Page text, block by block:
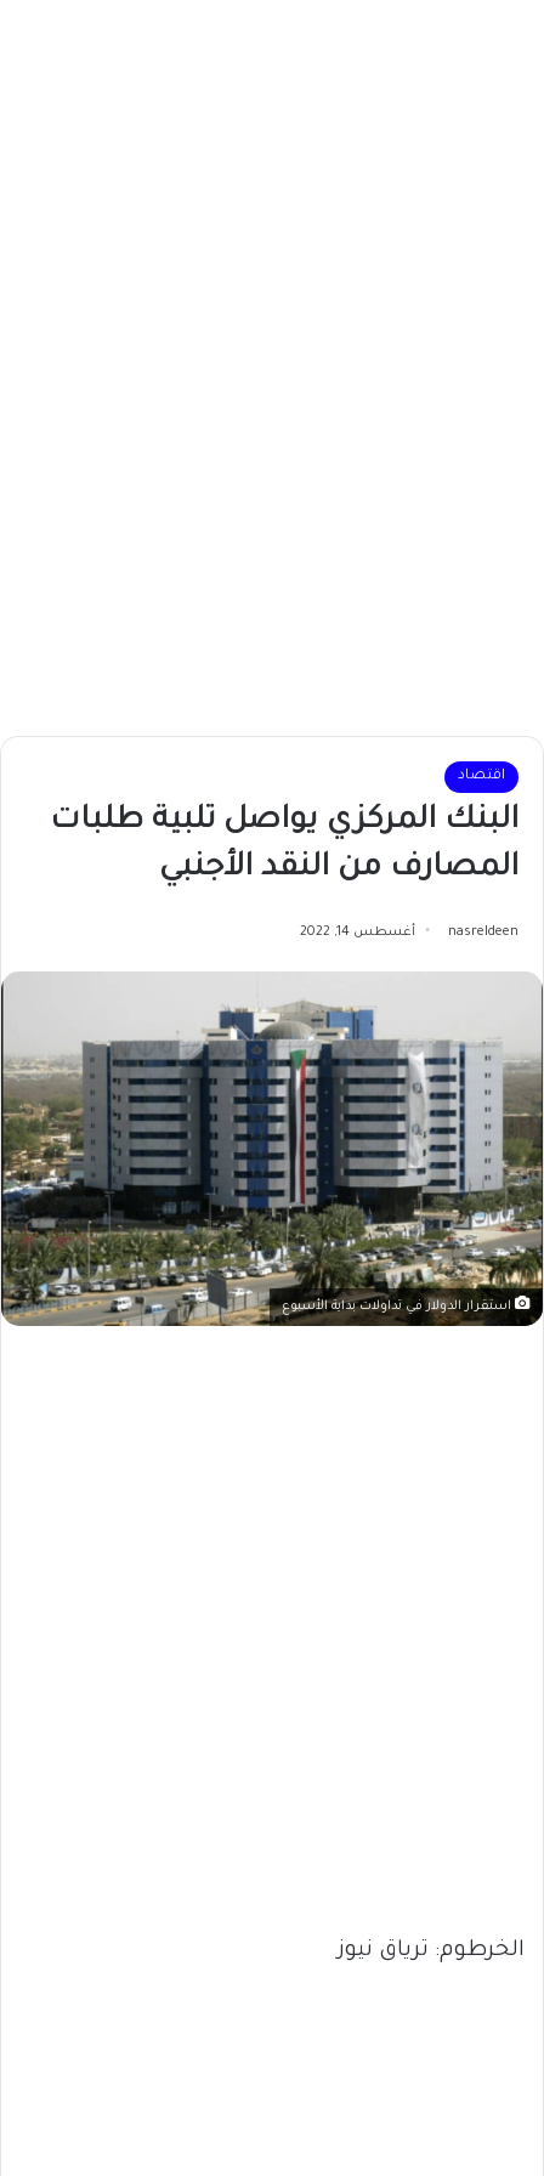
اقتصاد
البنك المركزي يواصل تلبية طلبات
المصارف من النقد الأجنبي
nasreldeen أغسطس 14, 2022
استقرار الدولار في تداولات بداية الأسبوع
الخرطوم: ترياق نيوز